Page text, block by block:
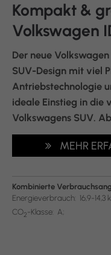
Kompakt &
Volkswagen
Der neue
SUV-Design mit viel
Antriebstechnologie
ideale Einstieg in die
Volkswagens SUV.
MEHR
Kombinierte
Energieverbrauch: 16,9-14,3
CO2-Klasse: A;